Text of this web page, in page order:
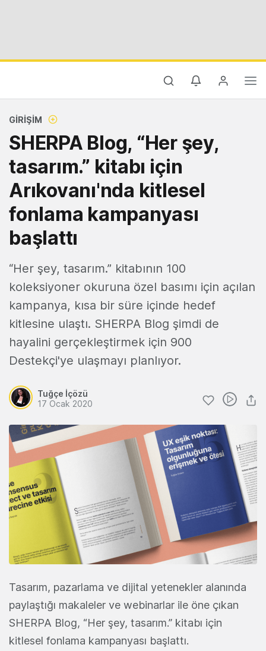
GIRIŞIM
SHERPA Blog, “Her şey,
tasarım.” kitabı için
Arıkovanı'nda kitlesel
fonlama kampanyası
başlattı
“Her şey, tasarım.” kitabının 100
koleksiyoner okuruna özel basımı için açılan
kampanya, kısa bir süre içinde hedef
kitlesine ulaştı. SHERPA Blog şimdi de
hayalini gerçekleştirmek için 900
Destekçi'ye ulaşmayı planlıyor.
Tuğçe İçözü
17 Ocak 2020
Tasarım, pazarlama ve dijital yetenekler alanında
paylaştığı makaleler ve webinarlar ile öne çıkan
SHERPA Blog, “Her şey, tasarım.” kitabı için
kitlesel fonlama kampanyası başlattı.